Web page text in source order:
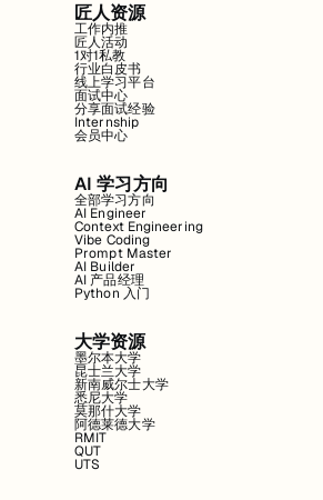
匠人资源
工作内推
匠人活动
1对1私教
行业白皮书
线上学习平台
面试中心
分享面试经验
Internship
会员中心
AI 学习方向
全部学习方向
AI Engineer
Context Engineering
Vibe Coding
Prompt Master
AI Builder
AI 产品经理
Python 入门
大学资源
墨尔本大学
昆士兰大学
新南威尔士大学
悉尼大学
莫那什大学
阿德莱德大学
RMIT
QUT
UTS